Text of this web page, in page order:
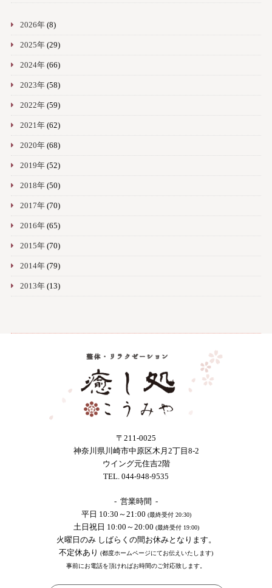
2026年(8)
2025年(29)
2024年(66)
2023年(58)
2022年(59)
2021年(62)
2020年(68)
2019年(52)
2018年(50)
2017年(70)
2016年(65)
2015年(70)
2014年(79)
2013年(13)
〒211-0025
神奈川県川崎市中原区木月2丁目8-2
ウイング元住吉2階
TEL. 044-948-9535
- 営業時間 -
平日 10:30～21:00 (最終受付 20:30)
土日祝日 10:00～20:00 (最終受付 19:00)
火曜日のみ しばらくの間お休みとなります。
不定休あり (都度ホームページにてお伝えいたします)
事前にお電話を頂ければお時間のご対応致します。